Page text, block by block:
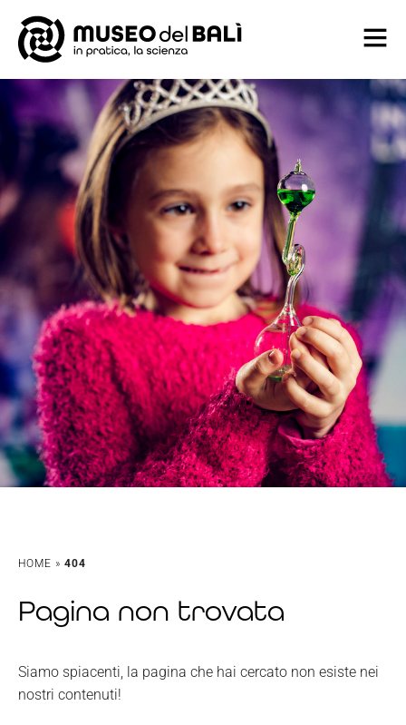
HOME » 404
Pagina non trovata
Siamo spiacenti, la pagina che hai cercato non esiste nei
nostri contenuti!